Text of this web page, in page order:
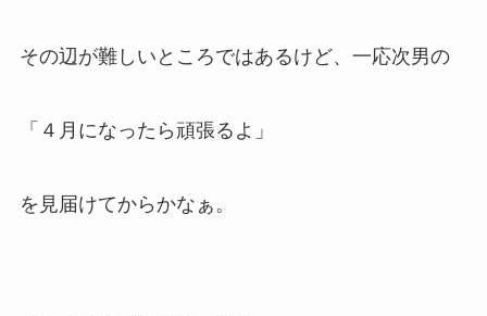
その辺が難しいところではあるけど、一応次男の
「４月になったら頑張るよ」
を見届けてからかなぁ。